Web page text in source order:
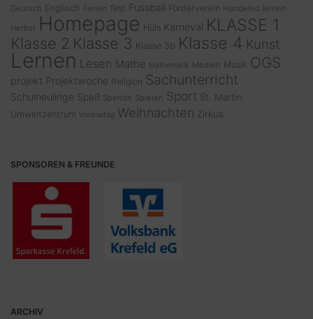
Deutsch Englisch Ferien fest Fussball Förderverein
Handelnd lernen
Herbst Homepage Hüls Karneval KLASSE 1
Klasse 2 Klasse 3 Klasse 3b Klasse 4 Kunst
Lernen Lesen Mathe Mathematik Medien Musik OGS
projekt Projektwoche Religion Sachunterricht
Schulneulinge Spaß Spende Spielen Sport St. Martin
Umweltzentrum Vorlesetag Weihnachten Zirkus
SPONSOREN & FREUNDE
ARCHIV